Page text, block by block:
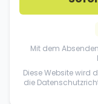
Mit dem
Diese Website wird
die